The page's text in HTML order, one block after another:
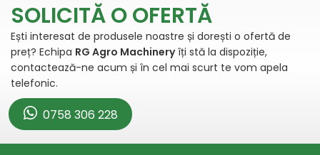
SOLICITĂ O OFERTĂ
Ești interesat de produsele noastre și dorești o ofertă de
preț? Echipa RG Agro Machineryîți stă la dispoziție,
contactează-ne acum și în cel mai scurt te vom apela
telefonic.
0758 306 228